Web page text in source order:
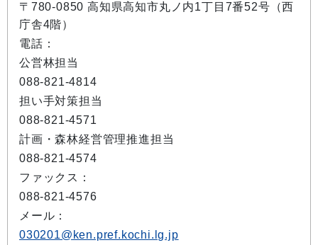
〒780-0850 高知県高知市丸ノ内1丁目7番52号（西
庁舎4階）
電話：
公営林担当
088-821-4814
担い手対策担当
088-821-4571
計画・森林経営管理推進担当
088-821-4574
ファックス：
088-821-4576
メール：
030201@ken.pref.kochi.lg.jp